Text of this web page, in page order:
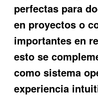
perfectas para
en proyectos o
importantes en
esto se
como sistema
experiencia